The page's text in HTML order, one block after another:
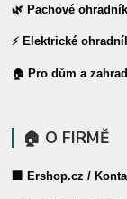
🌿 Pachové
⚡ Elektrické
🏠 Pro dům a
🏠 O FIRMĚ
🏢 Ershop.cz /